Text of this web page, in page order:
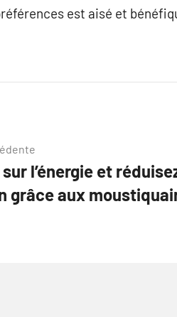
est aisé et
l’énergie et
grâce aux